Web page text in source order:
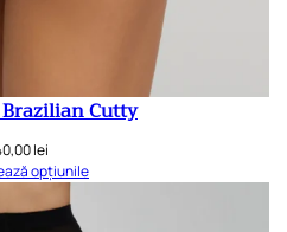
Cutty
lei
opțiunile